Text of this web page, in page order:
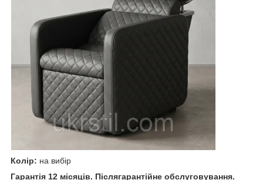
Колір: на вибір
Гарантія 12 місяців. Післягарантійне обслуговування.